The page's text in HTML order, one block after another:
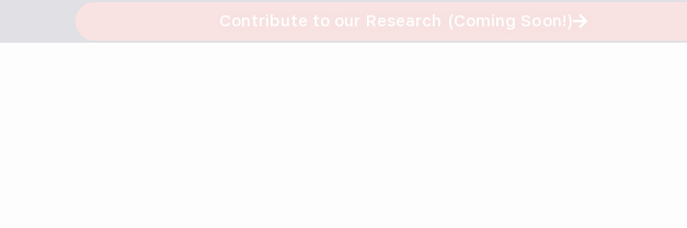
Contribute to our Research (Coming Soon!)
info@helpustrade.com